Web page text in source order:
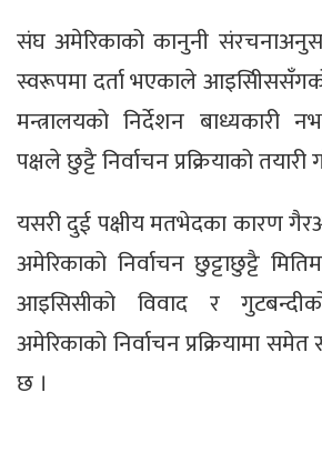
संघ अमेरिकाको कानुनी
स्वरूपमा दर्ता भएकाले आइसिीससँगको
मन्त्रालयको निर्देशन बाध्यकारी
पक्षले छुट्टै निर्वाचन प्रक्रियाको तयारी
यसरी दुई पक्षीय मतभेदका कारण
अमेरिकाको निर्वाचन छुट्टाछुट्टै
आइसिसीको विवाद र
अमेरिकाको निर्वाचन प्रक्रियामा
छ ।